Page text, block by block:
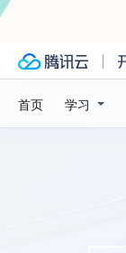
首页 学习